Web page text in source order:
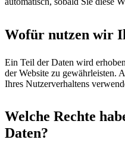
Wofür nutzen wir
Ein Teil der Daten wird
der Website zu gewährleisten.
Ihres Nutzerverhaltens
Welche Rechte
Daten?